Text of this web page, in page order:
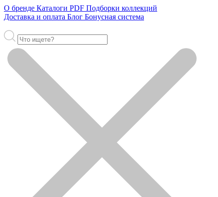
О бренде Каталоги PDF Подборки коллекций
Доставка и оплата Блог Бонусная система